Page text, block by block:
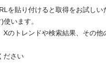
を貼り付けると取得をお試しい
います。
のトレンドや検索結果、その他
ださい